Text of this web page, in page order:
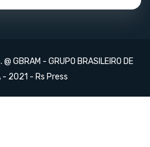
GBRAM - GRUPO BRASILEIRO DE
- 2021 - Rs Press